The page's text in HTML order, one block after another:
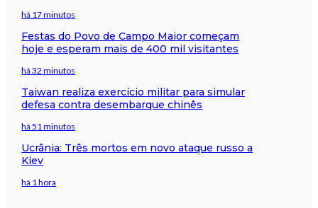
há 17 minutos
Festas do Povo de Campo Maior começam
hoje e esperam mais de 400 mil visitantes
há 32 minutos
Taiwan realiza exercício militar para simular
defesa contra desembarque chinês
há 51 minutos
Ucrânia: Três mortos em novo ataque russo a
Kiev
há 1 hora